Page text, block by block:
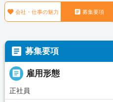
 会社・仕事の魅力  募集要項
 募集要項
 雇用形態
正社員